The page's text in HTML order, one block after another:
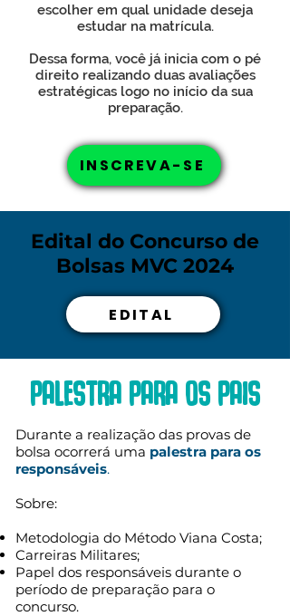
escolher em qual unidade deseja
estudar na matrícula.
Dessa forma, você já inicia com o pé
direito realizando duas avaliações
estratégicas logo no início da sua
preparação.
INSCREVA-SE
Edital do Concurso de
Bolsas MVC 2024
EDITAL
PALESTRA PARA OS PAIS
Durante a realização das provas de
bolsa ocorrerá uma palestra para os
responsáveis.
Sobre:
Metodologia do Método Viana Costa;
Carreiras Militares;
Papel dos responsáveis durante o
período de preparação para o
concurso.